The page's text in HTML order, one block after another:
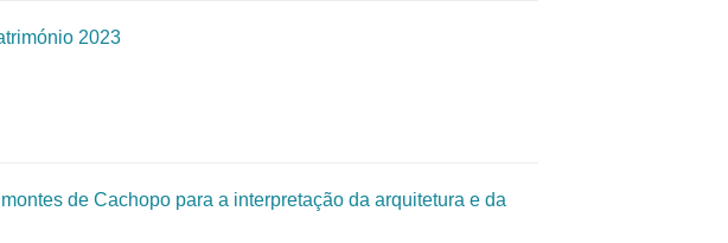
2023
de Cachopo para a interpretação da arquitetura e da